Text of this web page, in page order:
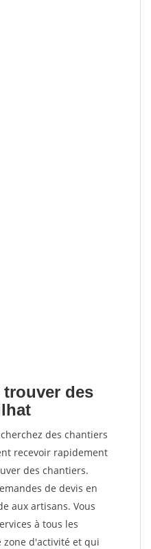
des
des chantiers
recevoir rapidement
des chantiers.
de devis en
aux artisans. Vous
à tous les
d'activité et qui